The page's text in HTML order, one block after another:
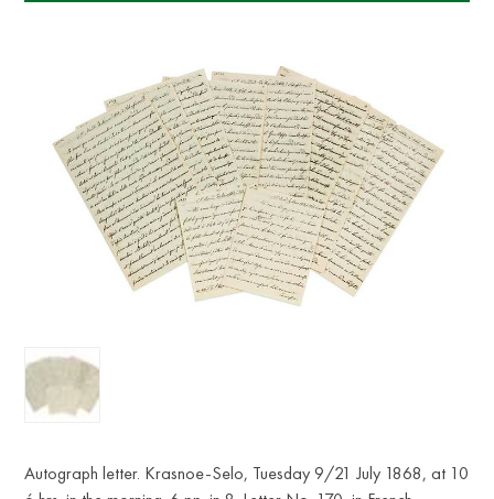
EN
Autograph letter. Krasnoe-Selo, Tuesday 9/21 July 1868, at 10